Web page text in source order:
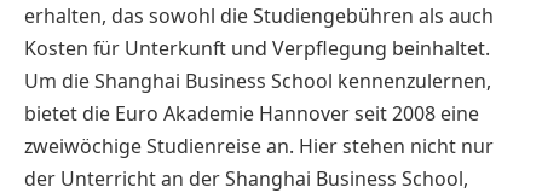
erhalten, das sowohl die Studiengebühren als auch
Kosten für Unterkunft und Verpflegung beinhaltet.
Um die Shanghai Business School kennenzulernen,
bietet die Euro Akademie Hannover seit 2008 eine
zweiwöchige Studienreise an. Hier stehen nicht nur
der Unterricht an der Shanghai Business School,